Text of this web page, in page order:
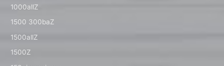
1000allZ
1500 300baZ
1500allZ
1500Z